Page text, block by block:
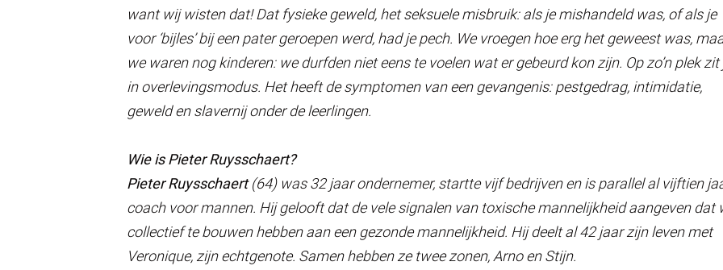
want wij wisten dat! Dat fysieke geweld, het seksuele misbruik: als je mishandeld was, of als je
voor ‘bijles’ bij een pater geroepen werd, had je pech. We vroegen hoe erg het geweest was,
we waren nog kinderen: we durfden niet eens te voelen wat er gebeurd kon zijn. Op zo’n plek zit
in overlevingsmodus. Het heeft de symptomen van een gevangenis: pestgedrag, intimidatie,
geweld en slavernij onder de leerlingen.
Wie is Pieter Ruysschaert?
Pieter Ruysschaert(64) was 32 jaar ondernemer, startte vijf bedrijven en is parallel al vijftien
coach voor mannen. Hij gelooft dat de vele signalen van toxische mannelijkheid aangeven dat
collectief te bouwen hebben aan een gezonde mannelijkheid. Hij deelt al 42 jaar zijn leven met
Veronique, zijn echtgenote. Samen hebben ze twee zonen, Arno en Stijn.